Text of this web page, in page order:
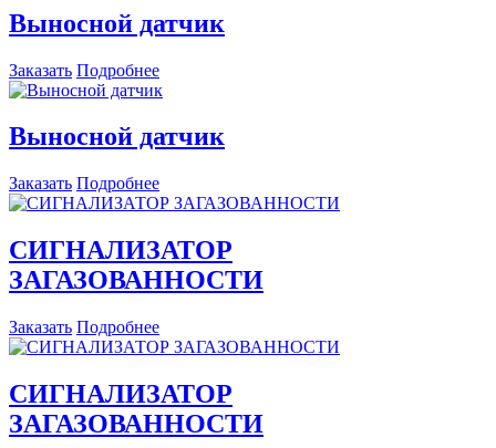
Выносной датчик
Заказать Подробнее
Выносной датчик
Заказать Подробнее
СИГНАЛИЗАТОР
ЗАГАЗОВАННОСТИ
Заказать Подробнее
СИГНАЛИЗАТОР
ЗАГАЗОВАННОСТИ